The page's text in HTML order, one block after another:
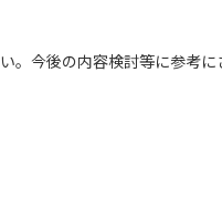
。今後の内容検討等に参考に